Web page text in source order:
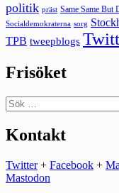
politik präst Same Same But
Socialdemokraterna sorg
TPB tweepblogs
Frisöket
Sök
efter:
Kontakt
Twitter+ Facebook +
Mastodon